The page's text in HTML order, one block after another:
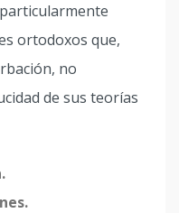
ortodoxos que,
no
de sus teorías